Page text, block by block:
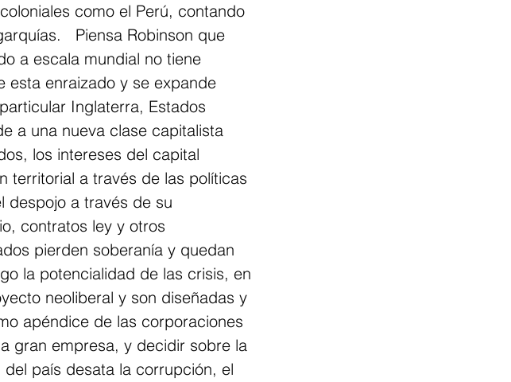
como el Perú, contando
Piensa Robinson que
a escala mundial no tiene
esta enraizado y se expande
Inglaterra, Estados
a una nueva clase capitalista
los intereses del capital
territorial a través de las políticas
despojo a través de su
contratos ley y otros
pierden soberanía y quedan
la potencialidad de las crisis, en
neoliberal y son diseñadas y
apéndice de las corporaciones
gran empresa, y decidir sobre la
país desata la corrupción, el